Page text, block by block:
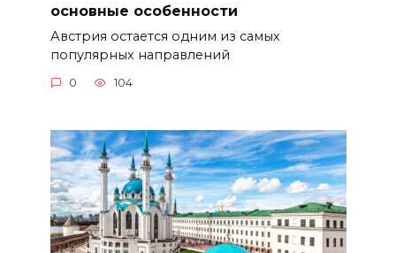
основные особенности
Австрия остается одним из самых
популярных направлений
0 104